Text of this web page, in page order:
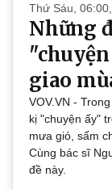
Thế giới
Quan sát
Cuộc sống đó đây
Hồ sơ
Thứ Sáu,
Những
giao
VOV.VN -
kị "chuyện ấy"
mưa gió, sấm
Cùng bác sĩ
đề này.